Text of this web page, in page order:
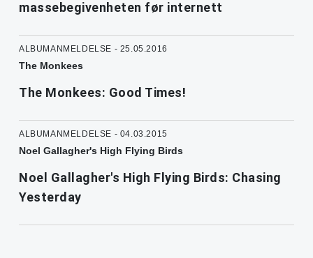
massebegivenheten før internett
ALBUMANMELDELSE - 25.05.2016
The Monkees
The Monkees: Good Times!
ALBUMANMELDELSE - 04.03.2015
Noel Gallagher's High Flying Birds
Noel Gallagher's High Flying Birds: Chasing
Yesterday